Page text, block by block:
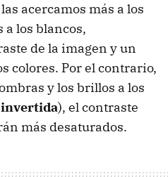
acercamos más a los
a los blancos,
de la imagen y un
colores. Por el contrario,
y los brillos a los
), el contraste
más desaturados.